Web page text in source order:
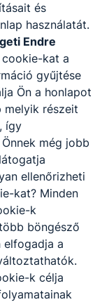
27., 8.00
2022.
október
27.,
14.00
és
használatát.
Endre
cookie-kat a
gyűjtése
Ön a honlapot
melyik részeit
így
még jobb
ellenőrizheti
kat? Minden
k
böngésző
elfogadja a
k célja